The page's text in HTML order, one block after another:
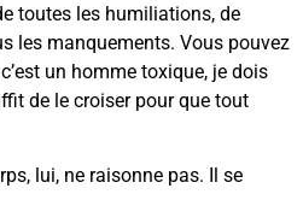
toutes les humiliations, de
les manquements. Vous pouvez
un homme toxique, je dois
de le croiser pour que tout
lui, ne raisonne pas. Il se